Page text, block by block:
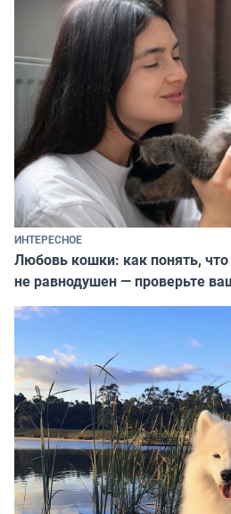
ИНТЕРЕСНОЕ
Любовь кошки: как понять,
не равнодушен — проверьте